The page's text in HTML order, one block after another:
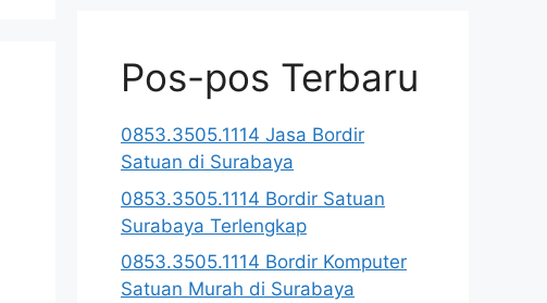
Pos-pos Terbaru
0853.3505.1114 Jasa Bordir
Satuan di Surabaya
0853.3505.1114 Bordir Satuan
Surabaya Terlengkap
0853.3505.1114 Bordir Komputer
Satuan Murah di Surabaya